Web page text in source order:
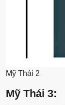
Mỹ Thái 2
Mỹ Thái 3: